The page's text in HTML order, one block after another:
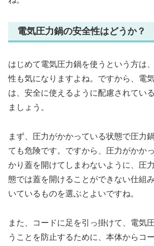
電気圧力鍋の安全性はどうか？
はじめて電気圧力鍋を使うという方は
性も気になりますよね。ですから、電
は、安全に使えるように配慮されてい
ましょう。
まず、圧力がかかっている状態で圧力
ても危険です。ですから、圧力がかか
かり蓋を開けてしまわないように、圧
態では蓋を開けることができない仕組
いているものを選ぶとよいですね。
また、コードに足を引っ掛けて、電気
うことを防止するために、本体からコ